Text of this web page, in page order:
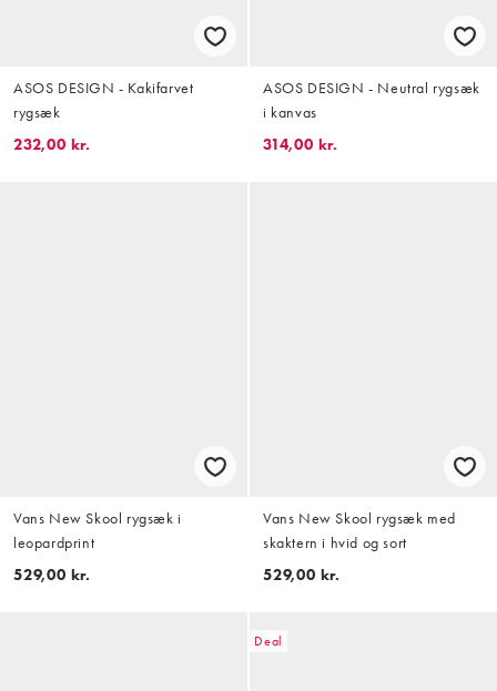
ASOS DESIGN - Kakifarvet
rygsæk
232,00 kr.
ASOS DESIGN - Neutral rygsæk
i kanvas
314,00 kr.
Vans New Skool rygsæk i
leopardprint
529,00 kr.
Vans New Skool rygsæk med
skaktern i hvid og sort
529,00 kr.
Deal